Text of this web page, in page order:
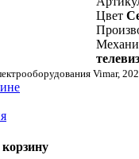
Цвет
Vimar,